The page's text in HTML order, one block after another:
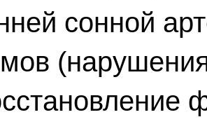
сонной